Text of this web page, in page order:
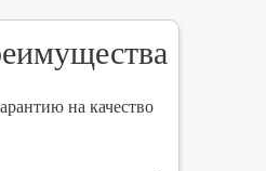
на качество